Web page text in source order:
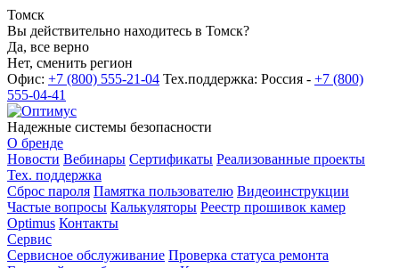
Томск
Вы действительно находитесь в Томск?
Да, все верно
Нет, сменить регион
Офис: +7 (800) 555-21-04 Тех.поддержка: Россия - +7 (800)
555-04-41
Надежные системы безопасности
О бренде
Новости Вебинары Сертификаты Реализованные проекты
Тех. поддержка
Сброс пароля Памятка пользователю Видеоинструкции
Частые вопросы Калькуляторы Реестр прошивок камер
Optimus Контакты
Сервис
Сервисное обслуживание Проверка статуса ремонта